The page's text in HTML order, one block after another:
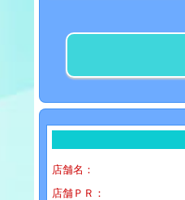
店舗名：
店舗ＰＲ：